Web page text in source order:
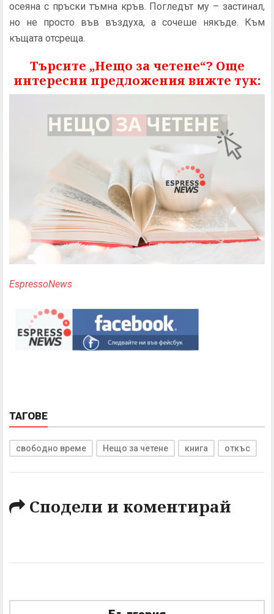
осеяна с пръски тъмна кръв. Погледът му – застинал,
но не просто във въздуха, а сочеше някъде. Към
къщата отсреща.
Търсите „Нещо за четене“? Още
интересни предложения вижте тук:
EspressoNews
ТАГОВЕ
свободно време Нещо за четене книга откъс
Сподели и коментирай